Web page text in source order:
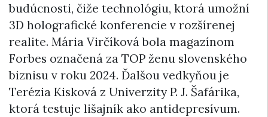
budúcnosti, čiže technológiu, ktorá umožní
3D holografické konferencie v rozšírenej
realite. Mária Virčíková bola magazínom
Forbes označená za TOP ženu slovenského
biznisu v roku 2024. Ďalšou vedkyňou je
Terézia Kisková z Univerzity P. J. Šafárika,
ktorá testuje lišajník ako antidepresívum.